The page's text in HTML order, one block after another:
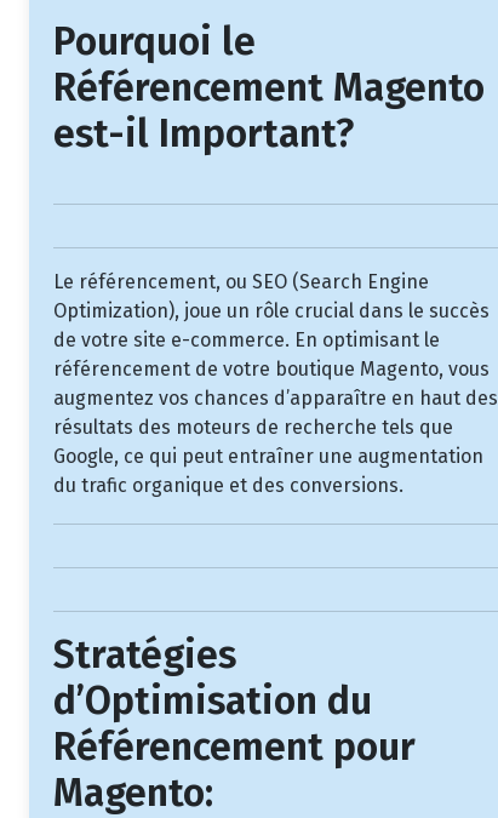
Pourquoi le
Référencement Magento
est-il Important?
Le référencement, ou SEO (Search Engine
Optimization), joue un rôle crucial dans le succès
de votre site e-commerce. En optimisant le
référencement de votre boutique Magento, vous
augmentez vos chances d’apparaître en haut des
résultats des moteurs de recherche tels que
Google, ce qui peut entraîner une augmentation
du trafic organique et des conversions.
Stratégies
d’Optimisation du
Référencement pour
Magento: